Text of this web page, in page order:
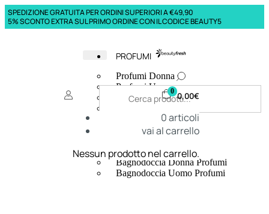
SPEDIZIONE GRATUITA PER ORDINI SUPERIORI A €49,90
5% SCONTO EXTRA SUL PRIMO ORDINE CON IL CODICE BEAUTY5
PROFUMI
Profumi Donna
Profumi Uomo
Deodoranti Donna
Corpo Donna
Corpo Uomo
Creme Mani
Bagnodoccia Donna Profumi
Bagnodoccia Uomo Profumi
0 0,00€
0articoli
vai al carrello
Nessun prodotto nel carrello.